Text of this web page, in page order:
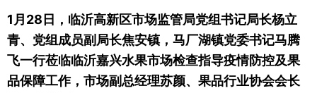
1月28日，临沂高新区市场监管局党组书记局长杨立
青、党组成员副局长焦安镇，马厂湖镇党委书记马腾
飞一行莅临临沂嘉兴水果市场检查指导疫情防控及果
品保障工作，市场副总经理苏颜、果品行业协会会长